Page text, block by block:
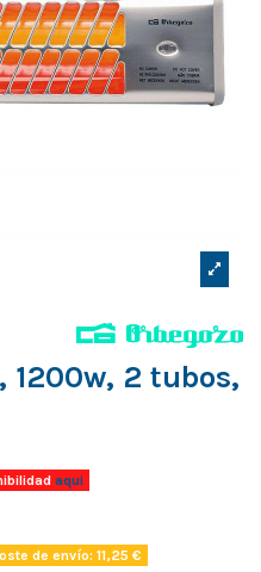
1200w, 2 tubos,
aqui
de envío: 11,25 €